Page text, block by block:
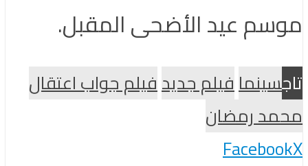
موسم عيد الأضحى المقبل.
تاجسينمافيلم جديدفيلم جواب اعتقال
محمد رمضان
FacebookX